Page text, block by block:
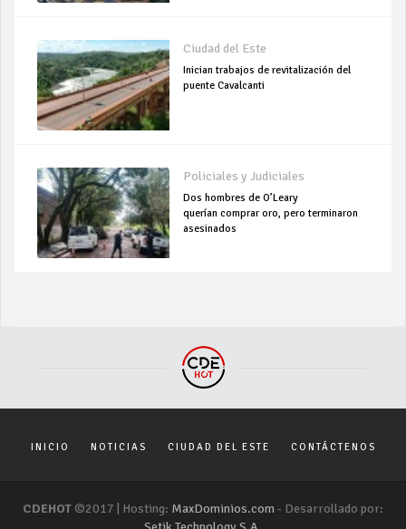
Ciudad del Este
Inician trabajos de revitalización del
puente Cavalcanti
Policiales y Judiciales
Dos hombres de O’Leary
querían comprar oro, pero terminaron
asesinados
INICIO NOTICIAS CIUDAD DEL ESTE CONTÁCTENOS
CDEHOT ©2017 | Hosting: MaxDominios.com- Desarrollado por: